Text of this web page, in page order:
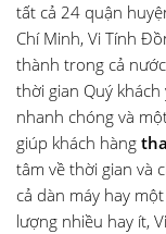
tất cả 24 quận
Chí Minh, Vi Tính
thành trong cả
thời gian Quý
nhanh chóng và
giúp khách hàng
tâm về thời gian và
cả dàn máy hay
lượng nhiều hay ít,